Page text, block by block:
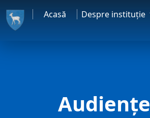
Acasă Despre instituţie
Audienţe